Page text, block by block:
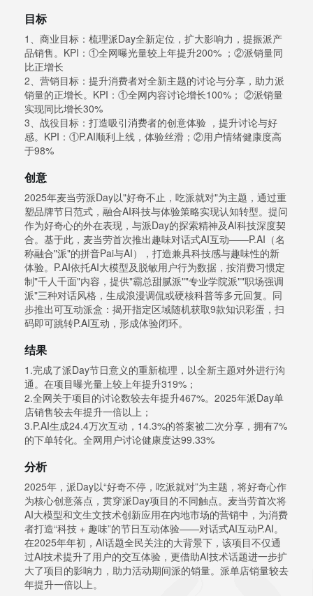
目标
1、商业目标：梳理派Day全新定位，扩大影响力，提振派产
品销售。KPI：①全网曝光量较上年提升200% ；②派销量同
比正增长
2、营销目标：提升消费者对全新主题的讨论与分享，助力派
销量的正增长。KPI：①全网内容讨论增长100%； ②派销量
实现同比增长30%
3、战役目标：打造吸引消费者的创意体验 ，提升讨论与好
感。KPI：①P.AI顺利上线，体验丝滑；②用户情绪健康度高
于98%
创意
2025年麦当劳派Day以"好奇不止，吃派就对"为主题，通过重
塑品牌节日范式，融合AI科技与体验策略实现认知转型。提问
作为好奇心的外在表现，与派Day的探索精神及AI科技深度契
合。基于此，麦当劳首次推出趣味对话式AI互动——P.AI（名
称融合"派"的拼音Pai与AI），打造兼具科技感与趣味性的新
体验。P.AI依托AI大模型及脱敏用户行为数据，按消费习惯定
制"千人千面"内容，提供"霸总甜腻派""专业学院派""职场强调
派"三种对话风格，生成浪漫调侃或硬核科普等多元回复。同
步推出可互动派盒：揭开指定区域随机获取9款知识彩蛋，扫
码即可跳转P.AI互动，形成体验闭环。
结果
1.完成了派Day节日意义的重新梳理，以全新主题对外进行沟
通。在项目曝光量上较上年提升319%；
2.全网关于项目的讨论数较去年提升467%。2025年派Day单
店销售较去年提升一倍以上；
3.P.AI生成24.4万次互动，14.3%的答案被二次分享，拥有7%
的下单转化。全网用户讨论健康度达99.33%
分析
2025年，派Day以“好奇不停，吃派就对”为主题，将好奇心作
为核心创意落点，贯穿派Day项目的不同触点。麦当劳首次将
AI大模型和文生文技术创新应用在内地市场的营销中，为消费
者打造“科技 + 趣味”的节日互动体验——对话式AI互动P.AI。
在2025年年初，AI话题全民关注的大背景下，该项目不仅通
过AI技术提升了用户的交互体验，更借助AI技术话题进一步扩
大了项目的影响力，助力活动期间派的销量。派单店销量较去
年提升一倍以上。